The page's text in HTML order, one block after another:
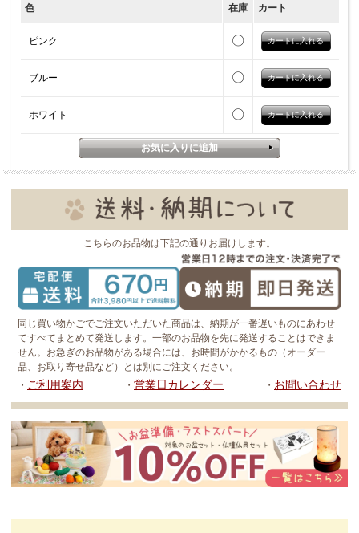
色 在庫 カート
ピンク 〇
ブルー 〇
ホワイト 〇
こちらのお品物は下記の通りお届けします。
同じ買い物かごでご注文いただいた商品は、納期が一番遅いものにあわせ
てすべてまとめて発送します。一部のお品物を先に発送することはできま
せん。お急ぎのお品物がある場合には、お時間がかかるもの（オーダー
品、お取り寄せ品など）とは別にご注文ください。
・ ご利用案内 ・ 営業日カレンダー ・ お問い合わせ